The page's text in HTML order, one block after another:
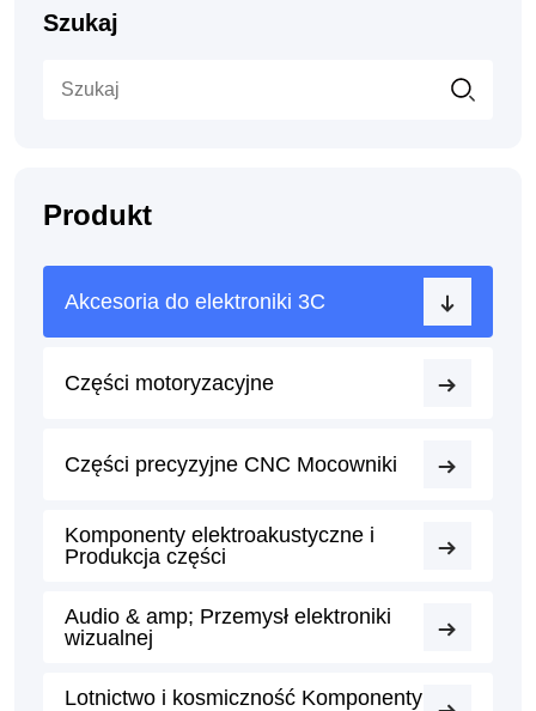
Szukaj
Produkt
Akcesoria do elektroniki 3C
Części motoryzacyjne
Części precyzyjne CNC Mocowniki
Komponenty elektroakustyczne i
Produkcja części
Audio & amp; Przemysł elektroniki
wizualnej
Lotnictwo i kosmiczność Komponenty